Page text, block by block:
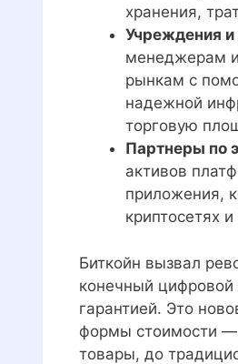
хранения,
Учреждения и
менеджерам
рынкам с
надежной
торговую
Партнеры по
активов
приложения,
криптосетях
Биткойн вызвал
конечный цифровой
гарантией. Это
формы стоимости —
товары, до